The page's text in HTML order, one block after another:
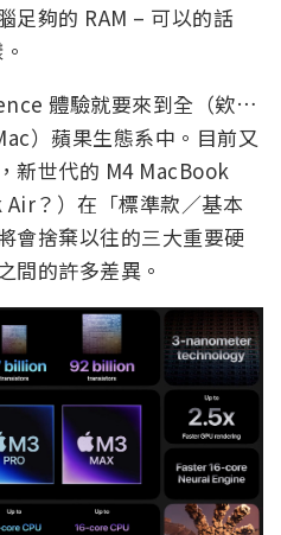
足夠的 RAM – 可以的話
體驗就要來到全（欸…
）蘋果生態系中。目前又
新世代的 M4 MacBook
？）在「標準款／基本
會捨棄以往的三大重要硬
間的許多差異。